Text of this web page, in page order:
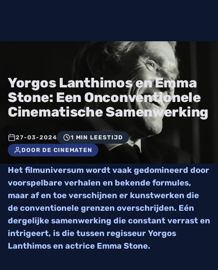
Yorgos Lanthimos en Emma
Stone: Een Onconventionele
Cinematische Samenwerking
27-03-2024
1 MIN LEESTIJD
DOOR DE CINEMATEN
Het filmuniversum wordt vaak gedomineerd door
voorspelbare verhalen en bekende formules,
maar af en toe verschijnen er kunstwerken die
de conventionele grenzen overschrijden. Eén
dergelijke samenwerking die constant verrast en
intrigeert, is die tussen regisseur Yorgos
Lanthimos en actrice Emma Stone.